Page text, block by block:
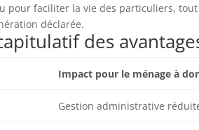
pour faciliter la vie des particuliers,
déclarée.
des
Impact pour le ménage à
Gestion administrative